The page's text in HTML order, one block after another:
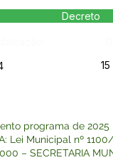
Decreto
programa de 2025
Lei Municipal nº
– SECRETARIA